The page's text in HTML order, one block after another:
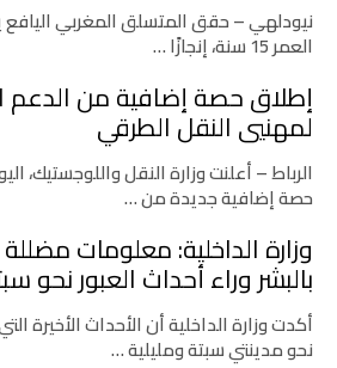
نيودلهي – حقق المتسلق المغربي اليافع
العمر 15 سنة، إنجازًا …
إطلاق حصة إضافية من الدعم
لمهنيي النقل الطرقي
الرباط – أعلنت وزارة النقل واللوجستيك،
حصة إضافية جديدة من …
وزارة الداخلية: معلومات
بالبشر وراء أحداث العبور نحو
أكدت وزارة الداخلية أن الأحداث الأخيرة
نحو مدينتي سبتة ومليلية …